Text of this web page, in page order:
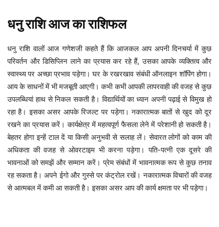
धनुराशिआजकाराशिफल
धनु राशि वालों आज गणेशजी कहते हैं कि आजकल आप अपनी दिनचर्या में कुछ
परिवर्तन और डिसिप्लिन लाने का प्रयास कर रहे हैं, उसका आपके व्यक्तित्व और
स्वास्थ्य पर अच्छा प्रभाव पड़ेगा। घर के रखरखाव संबंधी ऑनलाइन शॉपिंग होगा।
आय के साधनों में भी मजबूती आएगी। कभी कभी आपकी लापरवाही की वजह से कुछ
उपलब्धियां हाथ से निकल सकती है। विद्यार्थियों का ध्यान अपनी पढ़ाई से विमुख हो
रहा है। इसका असर आपके रिजल्ट पर पड़ेगा। नकारात्मक बातों से खुद को दूर
रखने का प्रयास करें। कार्यक्षेत्र में महत्वपूर्ण फैसला लेने में परेशानी हो सकती है।
बेहतर होगा इन्हें टाल दें या किसी अनुभवी से सलाह लें। सेवारत लोगों को काम की
अधिकता की वजह से ओवरटाइम भी करना पड़ेगा। पति-पत्नी एक दूसरे की
भावनाओं को समझें और सम्मान करें। प्रेम संबंधों में भावनात्मक रूप से कुछ तनाव
रह सकता है। अपने ईगो और गुस्से पर कंट्रोल रखें। नकारात्मक विचारों की वजह
से आत्मबल में कमी आ सकती है। इसका असर आप की कार्य क्षमता पर भी पड़ेगा।